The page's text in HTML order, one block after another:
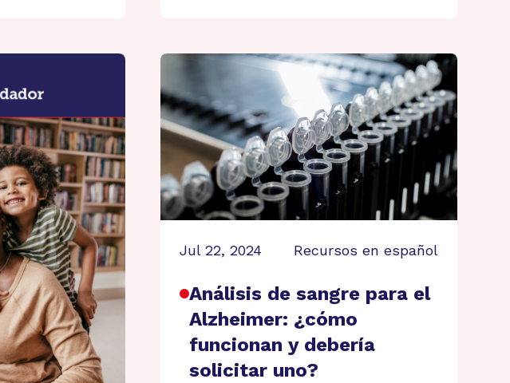
Jul 22, 2024 Recursos en español
Análisis de sangre para el
Alzheimer: ¿cómo
funcionan y debería
solicitar uno?